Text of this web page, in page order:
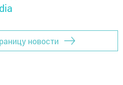
новости